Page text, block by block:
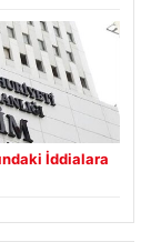
İddialara